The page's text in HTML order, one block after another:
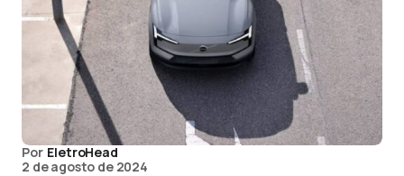
Por EletroHead
2 de agosto de 2024